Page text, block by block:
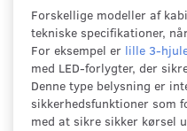
Forskellige modeller af
tekniske specifikationer,
For eksempel er lille 3-
med LED-forlygter, der
Denne type belysning er
sikkerhedsfunktioner som
med at sikre sikker kørsel